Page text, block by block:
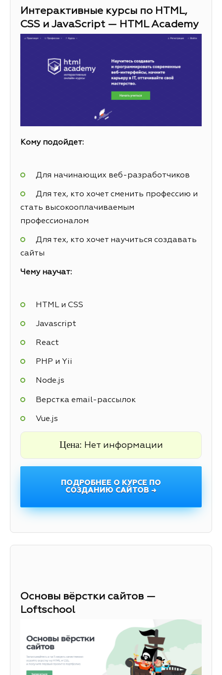
Интерактивные курсы по HTML,
CSS и JavaScript — HTML Academy
Кому подойдет:
Для начинающих веб-разработчиков
Для тех, кто хочет сменить профессию и
стать высокооплачиваемым
профессионалом
Для тех, кто хочет научиться создавать
сайты
Чему научат:
HTML и CSS
Javascript
React
PHP и Yii
Node.js
Верстка email-рассылок
Vue.js
Цена: Нет информации
ПОДРОБНЕЕ О КУРСЕ ПО
СОЗДАНИЮ САЙТОВ →
Основы вёрстки сайтов —
Loftschool